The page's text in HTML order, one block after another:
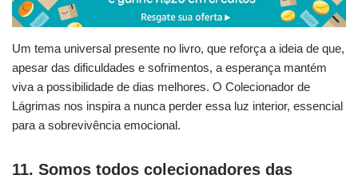
Um tema universal presente no livro, que reforça a ideia de que,
apesar das dificuldades e sofrimentos, a esperança mantém
viva a possibilidade de dias melhores. O Colecionador de
Lágrimas nos inspira a nunca perder essa luz interior, essencial
para a sobrevivência emocional.
11. Somos todos colecionadores das